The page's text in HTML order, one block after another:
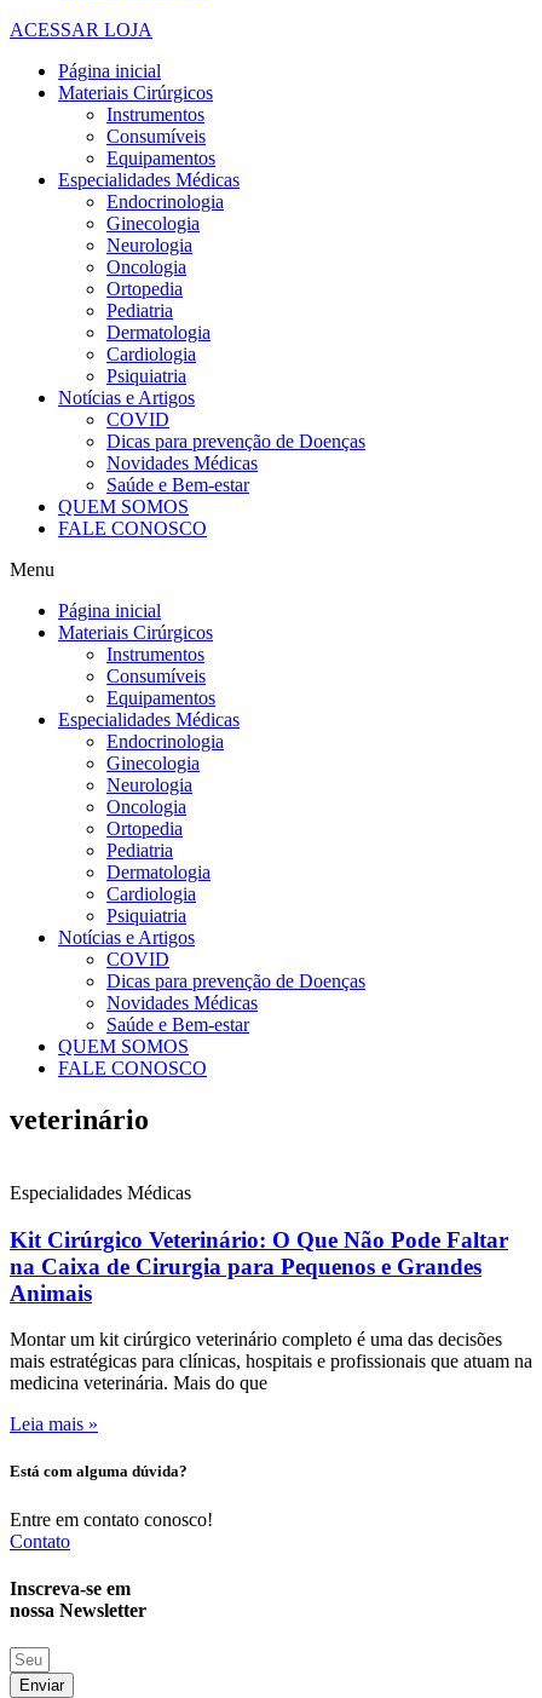
ACESSAR LOJA
Página inicial
Materiais Cirúrgicos
Instrumentos
Consumíveis
Equipamentos
Especialidades Médicas
Endocrinologia
Ginecologia
Neurologia
Oncologia
Ortopedia
Pediatria
Dermatologia
Cardiologia
Psiquiatria
Notícias e Artigos
COVID
Dicas para prevenção de Doenças
Novidades Médicas
Saúde e Bem-estar
QUEM SOMOS
FALE CONOSCO
Menu
Página inicial
Materiais Cirúrgicos
Instrumentos
Consumíveis
Equipamentos
Especialidades Médicas
Endocrinologia
Ginecologia
Neurologia
Oncologia
Ortopedia
Pediatria
Dermatologia
Cardiologia
Psiquiatria
Notícias e Artigos
COVID
Dicas para prevenção de Doenças
Novidades Médicas
Saúde e Bem-estar
QUEM SOMOS
FALE CONOSCO
veterinário
Especialidades Médicas
Kit Cirúrgico Veterinário: O Que Não Pode Faltar
na Caixa de Cirurgia para Pequenos e Grandes
Animais
Montar um kit cirúrgico veterinário completo é uma das decisões
mais estratégicas para clínicas, hospitais e profissionais que atuam na
medicina veterinária. Mais do que
Leia mais »
Está com alguma dúvida?
Entre em contato conosco!
Contato
Inscreva-se em
nossa Newsletter
Enviar